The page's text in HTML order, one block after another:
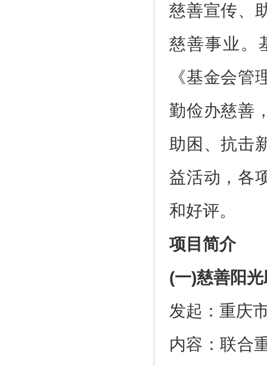
慈善宣传、
慈善事业。
《基金会
勤俭办慈善
助困、抗击
益活动，各
和好评。
项目简介
(一)慈善阳
发起：重庆
内容：联合